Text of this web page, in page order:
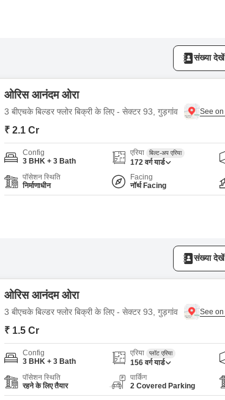
संख्या देखें
ओरिस आनंदम ओरा
3 बीएचके बिल्डर फ्लोर बिक्री के लिए - सेक्टर 93, गुड़गांव
₹ 2.1 Cr
Config
3 BHK + 3 Bath
एरिया बिल्ट-अप एरिया
172 वर्ग यार्ड
पॉसेशन स्थिति
निर्माणाधीन
Facing
नॉर्थ Facing
संख्या देखें
ओरिस आनंदम ओरा
3 बीएचके बिल्डर फ्लोर बिक्री के लिए - सेक्टर 93, गुड़गांव
₹ 1.5 Cr
Config
3 BHK + 3 Bath
एरिया प्लॉट एरिया
156 वर्ग यार्ड
पॉसेशन स्थिति
रहने के लिए तैयार
पार्किंग
2 Covered Parking